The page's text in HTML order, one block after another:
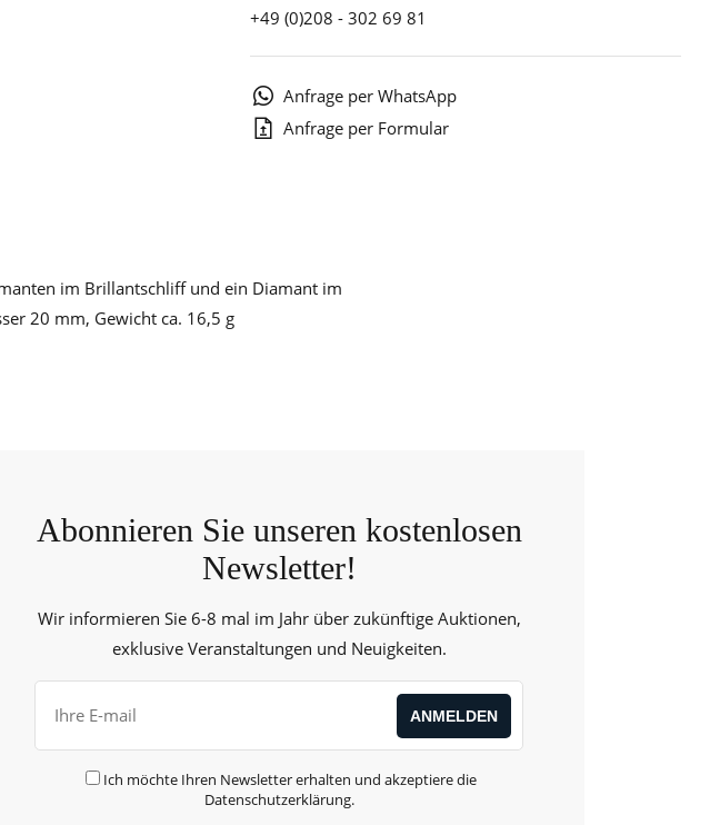
+49 (0)208 - 302 69 81
Anfrage per WhatsApp
Anfrage per Formular
im Brillantschliff und ein Diamant im
20 mm, Gewicht ca. 16,5 g
Abonnieren Sie unseren kostenlosen
Newsletter!
Wir informieren Sie 6-8 mal im Jahr über zukünftige Auktionen,
exklusive Veranstaltungen und Neuigkeiten.
Ich möchte Ihren Newsletter erhalten und akzeptiere die
Datenschutzerklärung.